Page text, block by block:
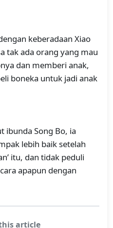
keberadaan Xiao
tak ada orang yang mau
dan memberi anak,
boneka untuk jadi anak
ibunda Song Bo, ia
lebih baik setelah
itu, dan tidak peduli
apapun dengan
article